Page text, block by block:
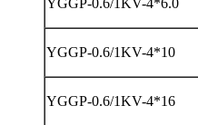
YGGP-0.6/1KV-4*6.0
YGGP-0.6/1KV-4*10
YGGP-0.6/1KV-4*16